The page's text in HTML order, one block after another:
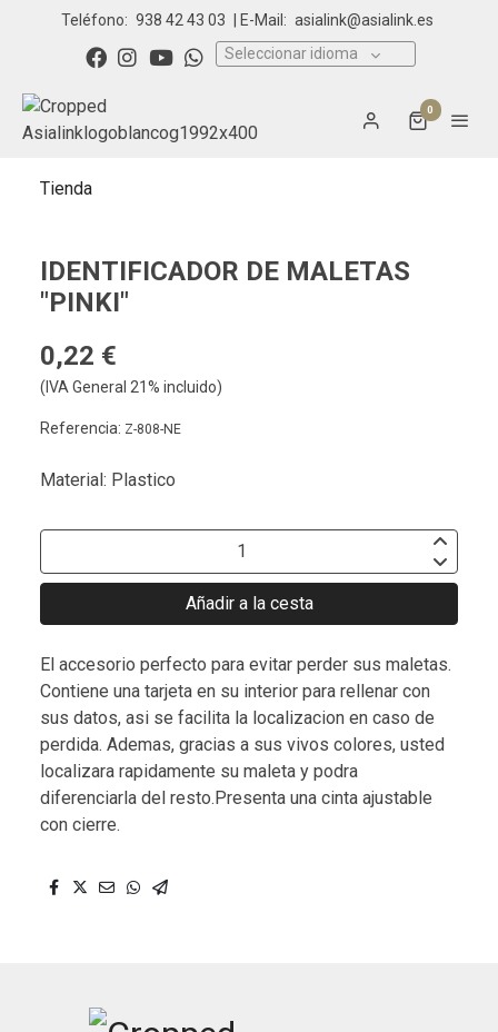
Teléfono: 938 42 43 03 | E-Mail: asialink@asialink.es
Seleccionar idioma
0
Tienda
IDENTIFICADOR DE MALETAS
"PINKI"
0,22 €
(IVA General 21% incluido)
Referencia: Z-808-NE
Material: Plastico
Añadir a la cesta
El accesorio perfecto para evitar perder sus maletas.
Contiene una tarjeta en su interior para rellenar con
sus datos, asi se facilita la localizacion en caso de
perdida. Ademas, gracias a sus vivos colores, usted
localizara rapidamente su maleta y podra
diferenciarla del resto.Presenta una cinta ajustable
con cierre.